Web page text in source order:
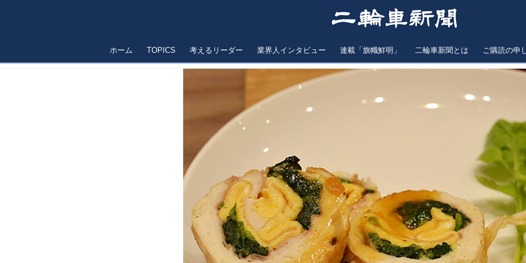
ホーム TOPICS 考えるリーダー 業界人インタビュー 連載「旗幟鮮明」 二輪車新聞とは ご購読の申